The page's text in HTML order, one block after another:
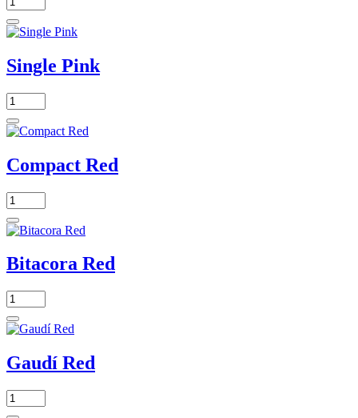
Single Pink
Compact Red
Bitacora Red
Gaudí Red